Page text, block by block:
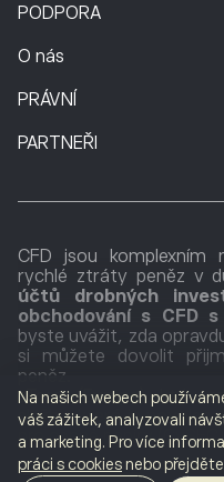
PODPORA
O nás
PRÁVNÍ
PARTNEŘI
CFD jsou komplexním
rychlé ztráty peněz v
účtů drobných
obchodování s CFD
byste uvážit, zda
si můžete dovolit
peněz.
eToro (Europe) Ltd.,
služby, která je povolena
pro cenné papíry
Registrována na
200585. Sídlo
Na našich webech
váš zážitek, analyzovali
a marketing. Pro více
práci s cookiesnebo